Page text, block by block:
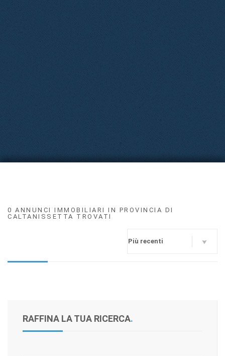
0 ANNUNCI IMMOBILIARI IN PROVINCIA DI
CALTANISSETTA TROVATI
RAFFINA LA TUA RICERCA.